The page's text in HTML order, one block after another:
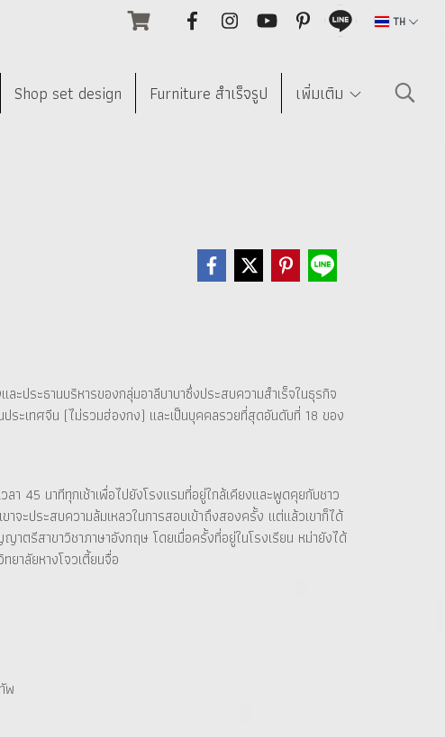
TH
Shop set design Furniture สำเร็จรูป เพิ่มเติม
ประธานบริหารของกลุ่มอาลีบาบาซึ่งประสบความสำเร็จในธุรกิจ
ระเทศจีน (ไม่รวมฮ่องกง) และเป็นบุคคลรวยที่สุดอันดับที่ 18 ของ
า 45 นาทีทุกเช้าเพื่อไปยังโรงแรมที่อยู่ใกล้เคียงและพูดคุยกับชาว
จะประสบความล้มเหลวในการสอบเข้าถึงสองครั้ง แต่แล้วเขาก็ได้
ตรีสาขาวิชาภาษาอังกฤษ โดยเมื่อครั้งที่อยู่ในโรงเรียน หม่ายังได้
ยาลัยหางโจวเตี้ยนจื่อ
พ